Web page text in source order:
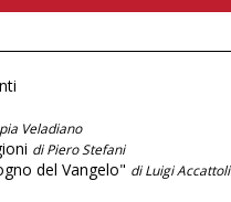
Veladiano
di Piero Stefani
del Vangelo" di Luigi Accattoli